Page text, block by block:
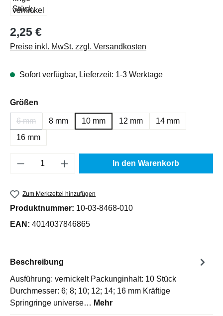
Regulärer Preis:
2,25 €
Preise inkl. MwSt. zzgl. Versandkosten
Sofort verfügbar, Lieferzeit: 1-3 Werktage
Größen
6 mm
(Diese Option ist zurzeit nicht verfügbar.)
8 mm 10 mm 12 mm
14 mm
16 mm
Produkt Anzahl: Gib den gewünschten
In den Warenkorb
Zum Merkzettel hinzufügen
Produktnummer: 10-03-8468-010
EAN: 4014037846865
Beschreibung
Ausführung: vernickelt Packunginhalt: 10 Stück
Durchmesser: 6; 8; 10; 12; 14; 16 mm Kräftige
Springringe universe… Mehr